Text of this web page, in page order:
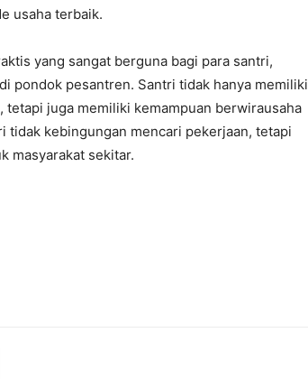
usaha terbaik.
yang sangat berguna bagi para santri,
pondok pesantren. Santri tidak hanya memiliki
tetapi juga memiliki kemampuan berwirausaha
tidak kebingungan mencari pekerjaan, tetapi
masyarakat sekitar.